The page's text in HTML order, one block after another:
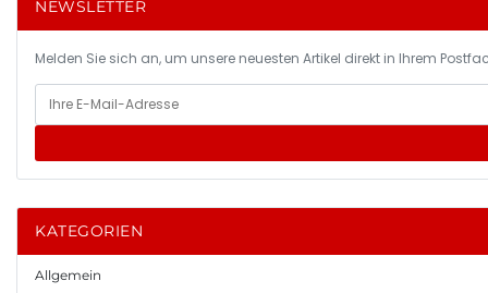
NEWSLETTER
Melden Sie sich an, um unsere neuesten Artikel direkt in Ihrem
KATEGORIEN
Allgemein